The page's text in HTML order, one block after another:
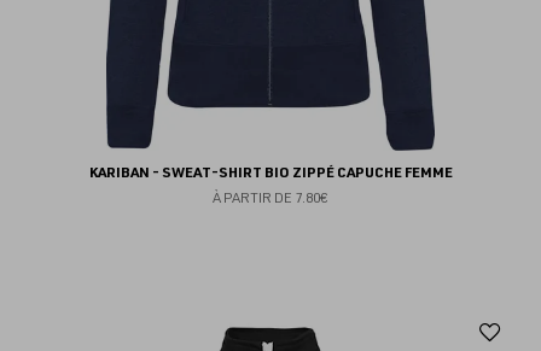
KARIBAN - SWEAT-SHIRT BIO ZIPPÉ CAPUCHE FEMME
À PARTIR DE 7.80€